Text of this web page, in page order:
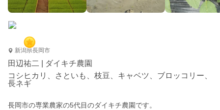
新潟県長岡市
田辺祐二 | ダイキチ農園
コシヒカリ、さといも、枝豆、キャベツ、ブロッコリー、
長ネギ
長岡市の専業農家の5代目のダイキチ農園です。